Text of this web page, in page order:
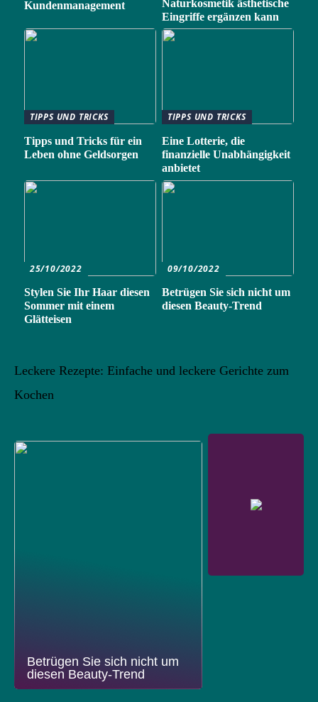
Kundenmanagement
Naturkosmetik ästhetische
Eingriffe ergänzen kann
TIPPS UND TRICKS
Tipps und Tricks für ein
Leben ohne Geldsorgen
TIPPS UND TRICKS
Eine Lotterie, die
finanzielle Unabhängigkeit
anbietet
25/10/2022
Stylen Sie Ihr Haar diesen
Sommer mit einem
Glätteisen
09/10/2022
Betrügen Sie sich nicht um
diesen Beauty-Trend
Leckere Rezepte: Einfache und leckere Gerichte zum
Kochen
Betrügen Sie sich nicht um
diesen Beauty-Trend